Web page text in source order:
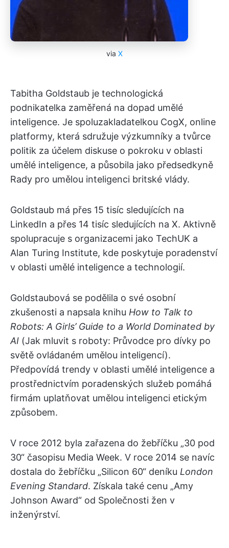
via X
Tabitha Goldstaub je technologická
podnikatelka zaměřená na dopad umělé
inteligence. Je spoluzakladatelkou CogX, online
platformy, která sdružuje výzkumníky a tvůrce
politik za účelem diskuse o pokroku v oblasti
umělé inteligence, a působila jako předsedkyně
Rady pro umělou inteligenci britské vlády.
Goldstaub má přes 15 tisíc sledujících na
LinkedIn a přes 14 tisíc sledujících na X. Aktivně
spolupracuje s organizacemi jako TechUK a
Alan Turing Institute, kde poskytuje poradenství
v oblasti umělé inteligence a technologií.
Goldstaubová se podělila o své osobní
zkušenosti a napsala knihu How to Talk to
Robots: A Girls’ Guide to a World Dominated by
AI (Jak mluvit s roboty: Průvodce pro dívky po
světě ovládaném umělou inteligencí).
Předpovídá trendy v oblasti umělé inteligence a
prostřednictvím poradenských služeb pomáhá
firmám uplatňovat umělou inteligenci etickým
způsobem.
V roce 2012 byla zařazena do žebříčku „30 pod
30“ časopisu Media Week. V roce 2014 se navíc
dostala do žebříčku „Silicon 60“ deníku London
Evening Standard. Získala také cenu „Amy
Johnson Award“ od Společnosti žen v
inženýrství.